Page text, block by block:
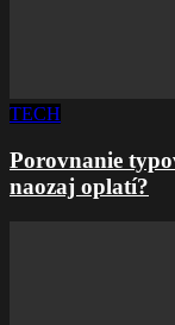
TECH
Porovnanie
naozaj oplatí?